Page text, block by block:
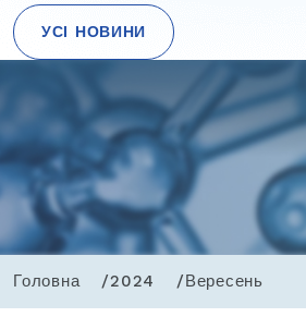
УСІ НОВИНИ
Головна 2024 Вересень